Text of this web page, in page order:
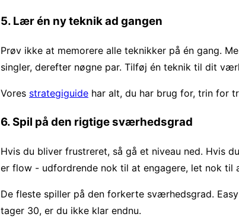
5. Lær én ny teknik ad gangen
Prøv ikke at memorere alle teknikker på én gang.
singler, derefter nøgne par. Tilføj én teknik til dit
Vores strategiguide har alt, du har brug for, trin for
6. Spil på den rigtige sværhedsgrad
Hvis du bliver frustreret, så gå et niveau ned. Hvis
er flow - udfordrende nok til at engagere, let nok til
De fleste spiller på den forkerte sværhedsgrad.
tager 30, er du ikke klar endnu.